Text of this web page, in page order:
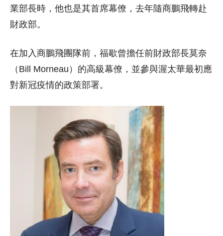
業部長時，他也是其首席幕僚，去年隨商鵬飛轉赴
財政部。
在加入商鵬飛團隊前，福歇曾擔任前財政部長莫奈
（Bill Morneau）的高級幕僚，並參與渥太華最初應
對新冠疫情的政策部署。